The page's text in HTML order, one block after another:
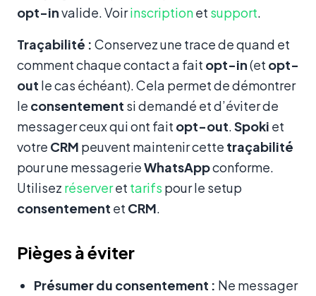
opt-invalide. Voirinscriptionet support.
Traçabilité : Conservez une trace de quand et
comment chaque contact a fait opt-in(et opt-
out le cas échéant). Cela permet de démontrer
le consentement si demandé et d’éviter de
messager ceux qui ont fait opt-out.Spoki et
votre CRM peuvent maintenir cette traçabilité
pour une messagerieWhatsAppconforme.
Utilisez réserveret tarifs pour le setup
consentement et CRM.
Pièges à éviter
Présumer du consentement : Ne messager